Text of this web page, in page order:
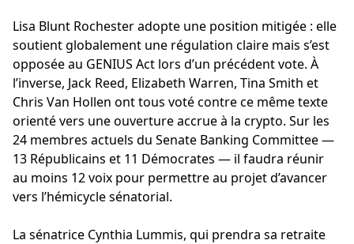
Lisa Blunt Rochester adopte une position mitigée : elle
soutient globalement une régulation claire mais s’est
opposée au GENIUS Act lors d’un précédent vote. À
l’inverse, Jack Reed, Elizabeth Warren, Tina Smith et
Chris Van Hollen ont tous voté contre ce même texte
orienté vers une ouverture accrue à la crypto. Sur les
24 membres actuels du Senate Banking Committee —
13 Républicains et 11 Démocrates — il faudra réunir
au moins 12 voix pour permettre au projet d’avancer
vers l’hémicycle sénatorial.
La sénatrice Cynthia Lummis, qui prendra sa retraite